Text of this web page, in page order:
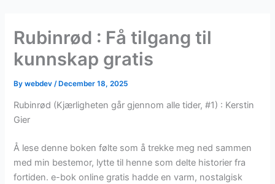
contentRubinrød : Få tilgang til
kunnskap gratis
Bywebdev /December 18, 2025
Rubinrød (Kjærligheten går gjennom alle tider, #1) : Kerstin
Gier
Å lese denne boken følte som å trekke meg ned sammen
med min bestemor, lytte til henne som delte historier fra
fortiden. e-bok online gratis hadde en varm, nostalgisk